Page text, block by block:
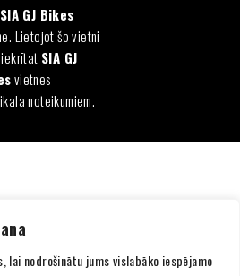
lai nodrošinātu jums vislabāko iespējamo
SIA GJ Bikes
Lietojot šo vietni
SIA GJ
vietnes
noteikumiem.